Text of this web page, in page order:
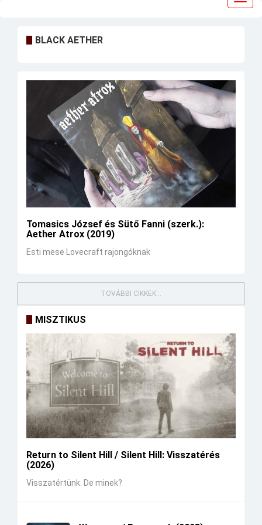
BLACK AETHER
Tomasics József és Sütő Fanni (szerk.):
Aether Atrox (2019)
Esti mese Lovecraft rajongóknak
TOVÁBBI CIKKEK...
MISZTIKUS
Return to Silent Hill / Silent Hill: Visszatérés
(2026)
Visszatértünk. De minek?